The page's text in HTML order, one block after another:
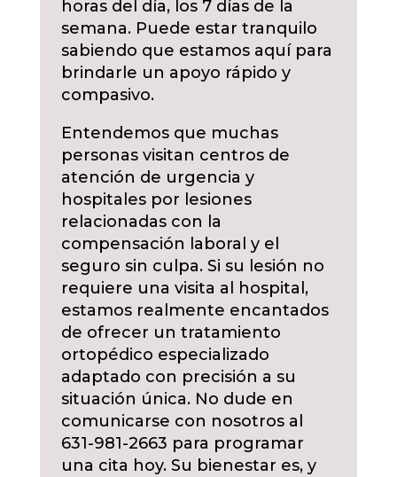
horas del día, los 7 días de la
semana. Puede estar tranquilo
sabiendo que estamos aquí para
brindarle un apoyo rápido y
compasivo.
Entendemos que muchas
personas visitan centros de
atención de urgencia y
hospitales por lesiones
relacionadas con la
compensación laboral y el
seguro sin culpa. Si su lesión no
requiere una visita al hospital,
estamos realmente encantados
de ofrecer un tratamiento
ortopédico especializado
adaptado con precisión a su
situación única. No dude en
comunicarse con nosotros al
631-981-2663 para programar
una cita hoy. Su bienestar es, y